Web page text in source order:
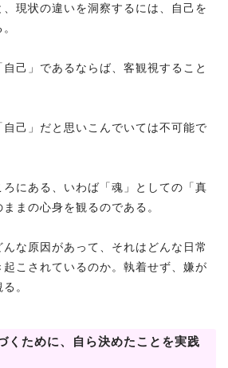
現状の違いを洞察するには、自己を
己」であるならば、客観視すること
己」だと思いこんでいては不可能で
にある、いわば「魂」としての「真
まの心身を観るのである。
な原因があって、それはどんな日常
こされているのか。執着せず、嫌が
。
くために、自ら決めたことを実践